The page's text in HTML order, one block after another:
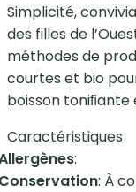
Simplicité,
des filles de
méthodes de
courtes et bio
boisson
Caractéristiques
:
: À